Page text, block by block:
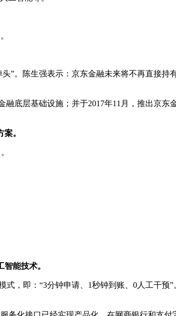
”。陈生强表示：京东金融未来将不再直接持
底层基础设施；并于2017年11月，推出京东
。
能技术。
，即：“3分钟申请、1秒钟到账、0人工干预